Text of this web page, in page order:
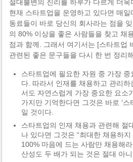
절대불변의 진리를 하루가 다르게 더욱
현재 스타트업을 운영하고 있다면 매
동료들이 바로 당신의 회사라는 점을
의 80% 이상을 좋은 사람들을 찾고 채
점과 함께. 그래서 여기서는 [스타트업
관련된 좋은 문구들을 다시 한 번 정리
스타트업에 필요한 자원 중 가장 중
다. 따라서 인재를 채용하고 관리
서도 자연스럽게 가장 중요한 요소
가지만 기억한다면 그것은 바로 ‘스
일 것이다.
스타트업의 인재 채용과 관련해 절
나 있다면 그것은 “최대한 채용하
100% 마음에 드는 사람만 채용해
산성도 두 배가 되는 것은 절대 아니